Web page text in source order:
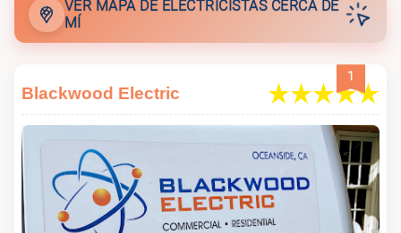
VER MAPA DE ELECTRICISTAS CERCA DE
MÍ
1
Blackwood Electric